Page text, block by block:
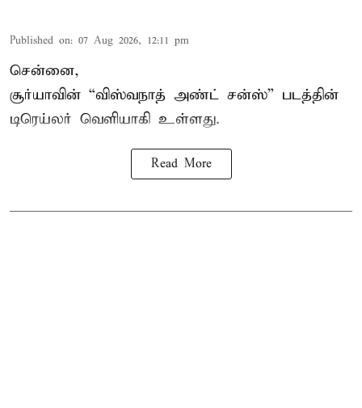
Published on: 07 Aug 2026, 12:11 pm
சென்னை,
சூர்யாவின் “விஸ்வநாத் அண்ட் சன்ஸ்” படத்தின்
டிரெய்லர் வெளியாகி உள்ளது.
Read More